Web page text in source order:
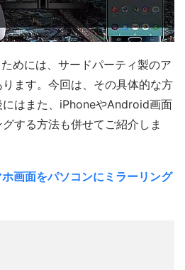
めには、サードパーティ製のア
ます。今回は、その具体的な方
はまた、iPhoneやAndroid画面
する方法も併せてご紹介しま
ホ画面をパソコンにミラーリング